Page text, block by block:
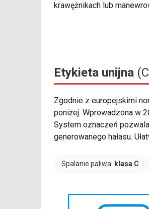
krawężnikach lub
Etykieta unijna
Zgodnie z europejskimi
poniżej. Wprowadzona w
System oznaczeń
generowanego hałasu.
Spalanie paliwa: klasa C